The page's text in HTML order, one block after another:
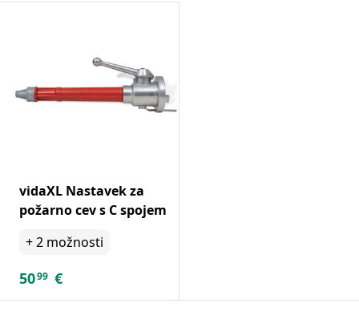
vidaXL Nastavek za
požarno cev s C spojem
+2 možnosti
5099 €